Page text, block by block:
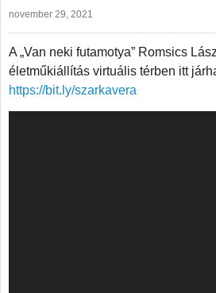
november 29, 2021
A „Van neki futamotya” Romsics
életműkiállítás virtuális térben itt
https://bit.ly/szarkavera